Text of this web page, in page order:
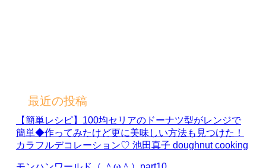
最近の投稿
【簡単レシピ】100均セリアのドーナツ型がレンジで
簡単◆作ってみたけど更に美味しい方法も見つけた！
カラフルデコレーション♡ 池田真子 doughnut cooking